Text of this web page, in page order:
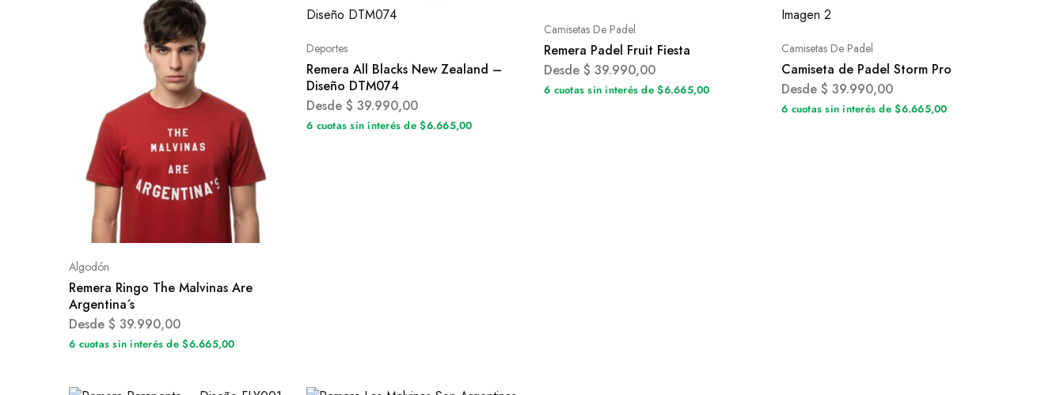
Algodón
Remera Ringo The Malvinas Are
Argentina´s
Desde $ 39.990,00
6 cuotas sin interés de $6.665,00
Deportes
Remera All Blacks New Zealand –
Diseño DTM074
Desde $ 39.990,00
6 cuotas sin interés de $6.665,00
Camisetas De Padel
Remera Padel Fruit Fiesta
Desde $ 39.990,00
6 cuotas sin interés de $6.665,00
Camisetas De Padel
Camiseta de Padel Storm Pro
Desde $ 39.990,00
6 cuotas sin interés de $6.665,00